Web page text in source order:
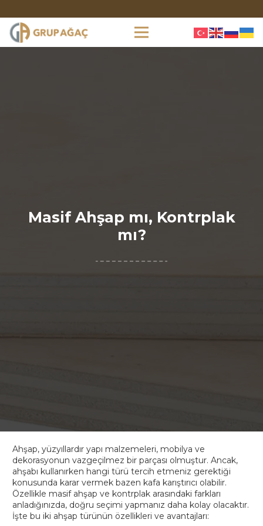
Masif Ahşap mı, Kontrplak
mı?
Ahşap, yüzyıllardır yapı malzemeleri, mobilya ve
dekorasyonun vazgeçilmez bir parçası olmuştur. Ancak,
ahşabı kullanırken hangi türü tercih etmeniz gerektiği
konusunda karar vermek bazen kafa karıştırıcı olabilir.
Özellikle masif ahşap ve kontrplak arasındaki farkları
anladığınızda, doğru seçimi yapmanız daha kolay olacaktır.
İşte bu iki ahşap türünün özellikleri ve avantajları: